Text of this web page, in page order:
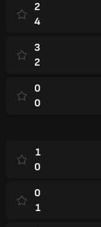
2
4
3
2
0
0
1
0
0
1